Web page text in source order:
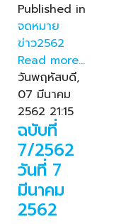
Published in
จดหมาย
ข่าว2562
Read more...
วันพฤหัสบดี,
07 มีนาคม
2562 21:15
ฉบับที่
7/2562
วันที่ 7
มีนาคม
2562